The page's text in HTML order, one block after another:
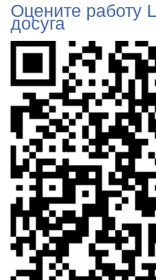
Оцените работу
досуга